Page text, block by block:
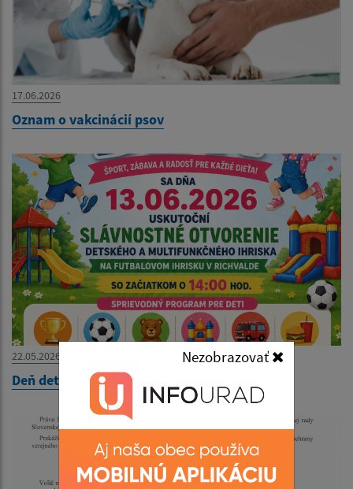
Nezobrazovať
17.06.2026
Oznam o vakcinácií psov
22.05.2026
Deň detí 2026